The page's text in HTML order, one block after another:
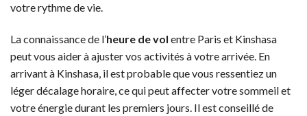
votre rythme de vie.
La connaissance de l’heure de vol entre Paris et Kinshasa
peut vous aider à ajuster vos activités à votre arrivée. En
arrivant à Kinshasa, il est probable que vous ressentiez un
léger décalage horaire, ce qui peut affecter votre sommeil et
votre énergie durant les premiers jours. Il est conseillé de